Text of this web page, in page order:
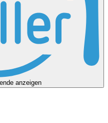
anzeigen